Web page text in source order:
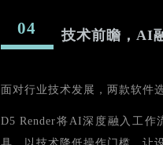
04 技术前瞻，AI
面对行业技术发展，两款软件
D5 Render将AI深度融入工